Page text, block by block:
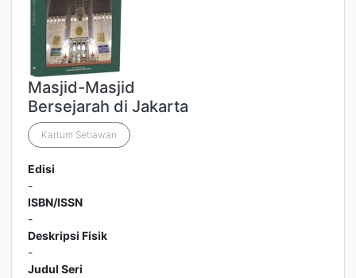
Masjid-Masjid
Bersejarah di Jakarta
Kartum Setiawan
Edisi
-
ISBN/ISSN
-
Deskripsi Fisik
-
Judul Seri